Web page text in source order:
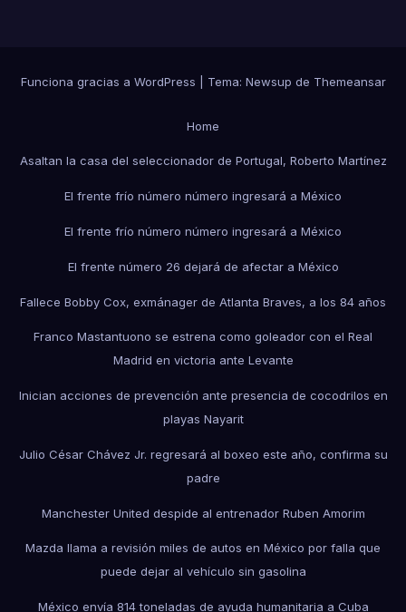
Funciona gracias a WordPress Tema: Newsup de Themeansar
Home
Asaltan la casa del seleccionador de Portugal, Roberto Martínez
El frente frío número número ingresará a México
El frente frío número número ingresará a México
El frente número 26 dejará de afectar a México
Fallece Bobby Cox, exmánager de Atlanta Braves, a los 84 años
Franco Mastantuono se estrena como goleador con el Real
Madrid en victoria ante Levante
Inician acciones de prevención ante presencia de cocodrilos en
playas Nayarit
Julio César Chávez Jr. regresará al boxeo este año, confirma su
padre
Manchester United despide al entrenador Ruben Amorim
Mazda llama a revisión miles de autos en México por falla que
puede dejar al vehículo sin gasolina
México envía 814 toneladas de ayuda humanitaria a Cuba